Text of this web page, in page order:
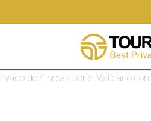
de 4 horas por el Vaticano